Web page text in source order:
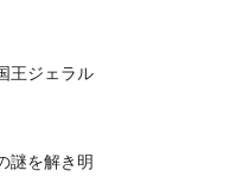
王ジェラル
謎を解き明